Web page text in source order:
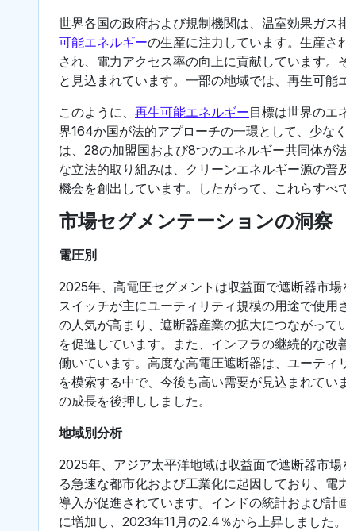
世界各国の政府および規制機関は、温室効果ガス
可能エネルギーの生産に注力しています。生産さ
され、電力アクセス率の向上に貢献しています
と見込まれています。一部の地域では、再生可能
このように、 再生可能エネルギー目標は世界のエ
界164か国が法的アプローチの一環として、少な
は、28の加盟国および8つのエネルギー共同体が
な立法的取り組みは、クリーンエネルギー源の
機会を創出しています。したがって、これらすべ
市場セグメンテーションの洞察
電圧別
2025年、高電圧セグメントは収益面で遮断器市
スイッチが主にユーティリティ規模の用途で使
の人気が高まり、遮断器産業の拡大につながっ
を促進しています。また、インフラの継続的な
働いています。高度な高電圧遮断器は、ユーテ
を模索する中で、今後も高い需要が見込まれて
の成長を後押ししました。
地域別分析
2025年、アジア太平洋地域は収益面で遮断器市
る急速な都市化および工業化に起因しており、
導入が促進されています。インドの統計および
に増加し、2023年11月の2.4％から上昇しました